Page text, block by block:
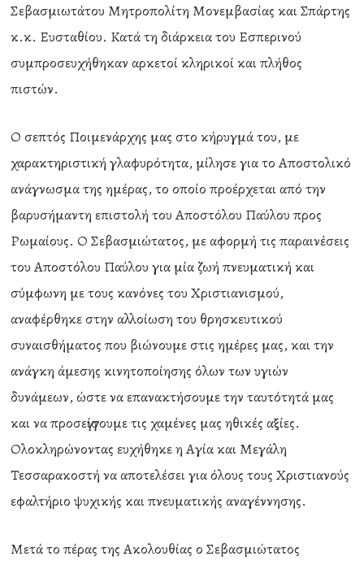
Σεβασμιωτάτου Μητροπολίτη Μονεμβασίας και Σπάρτης
κ.κ. Ευσταθίου. Κατά τη διάρκεια του Εσπερινού
συμπροσευχήθηκαν αρκετοί κληρικοί και πλήθος
πιστών.
Ο σεπτός Ποιμενάρχης μας στο κήρυγμά του, με
χαρακτηριστική γλαφυρότητα, μίλησε για το Αποστολικό
ανάγνωσμα της ημέρας, το οποίο προέρχεται από την
βαρυσήμαντη επιστολή του Αποστόλου Παύλου προς
Ρωμαίους. Ο Σεβασμιώτατος, με αφορμή τις παραινέσεις
του Αποστόλου Παύλου για μία ζωή πνευματική και
σύμφωνη με τους κανόνες του Χριστιανισμού,
αναφέρθηκε στην αλλοίωση του θρησκευτικού
συναισθήματος που βιώνουμε στις ημέρες μας, και την
ανάγκη άμεσης κινητοποίησης όλων των υγιών
δυνάμεων, ώστε να επανακτήσουμε την ταυτότητά μας
και να προσεγγίσουμε τις χαμένες μας ηθικές αξίες.
Ολοκληρώνοντας ευχήθηκε η Αγία και Μεγάλη
Τεσσαρακοστή να αποτελέσει για όλους τους Χριστιανούς
εφαλτήριο ψυχικής και πνευματικής αναγέννησης.
Μετά το πέρας της Ακολουθίας ο Σεβασμιώτατος